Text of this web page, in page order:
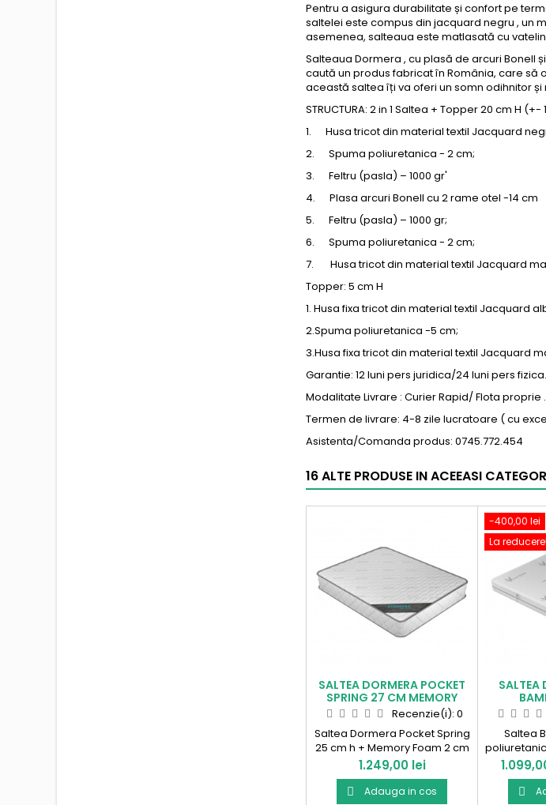
Pentru a asigura durabilitate și confort pe
saltelei este compus din jacquard negru , un
asemenea, salteaua este matlasată cu
Salteaua Dormera , cu plasă de arcuri
caută un produs fabricat în România, care să
această saltea îți va oferi un somn odihnitor
STRUCTURA: 2 in 1 Saltea + Topper 20 cm H (+-
1. Husa tricot din material textil Jacquard
2. Spuma poliuretanica - 2 cm;
3. Feltru (pasla) – 1000 gr'
4. Plasa arcuri Bonell cu 2 rame otel -14 cm
5. Feltru (pasla) – 1000 gr;
6. Spuma poliuretanica - 2 cm;
7. Husa tricot din material textil Jacquard
Topper: 5 cm H
1. Husa fixa tricot din material textil Jacquard
2.Spuma poliuretanica -5 cm;
3.Husa fixa tricot din material textil Jacquard
Garantie: 12 luni pers juridica/24 luni pers fizica.
Modalitate Livrare : Curier Rapid/ Flota proprie .
Termen de livrare: 4-8 zile lucratoare ( cu
Asistenta/Comanda produs: 0745.772.454
16 ALTE PRODUSE IN ACEEASI
SALTEA DORMERA POCKET
SPRING 27 CM MEMORY
FOAMRecenzie(i): 0
Saltea Dormera Pocket Spring
25 cm h + Memory Foam 2 cm
, 2 buc x banda otel. Produs in
Romania!
Pret
1.249,00 lei
 Adauga in cos
-400,00 lei
La reducere!
SALTEA
Saltea
25 cm H.
Pret
